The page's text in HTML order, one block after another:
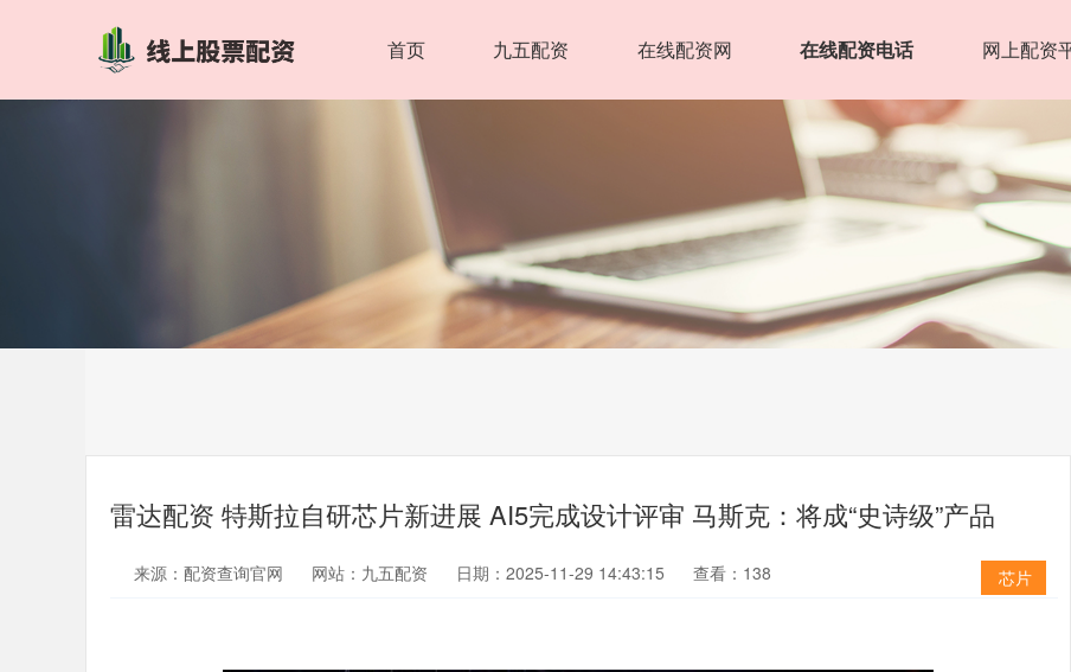
首页 九五配资 在线配资网 在线配资电话 网上配资
雷达配资 特斯拉自研芯片新进展 AI5完成设计评审 马斯克：将成“史诗级”产品
芯片
来源：配资查询官网 网站：九五配资 日期：2025-11-29 14:43:15 查看：138